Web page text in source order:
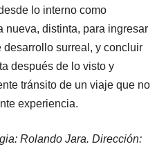
lo interno como
nueva, distinta, para ingresar
surreal, y concluir
después de lo visto y
tránsito de un viaje que no
experiencia.
Rolando Jara. Dirección: